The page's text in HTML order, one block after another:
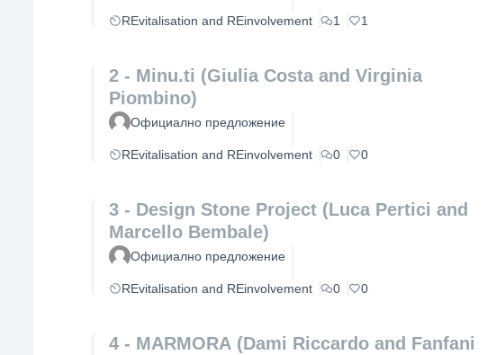
REvitalisation and REinvolvement 1 1
2 - Minu.ti (Giulia Costa and Virginia
Piombino)
Официално предложение
REvitalisation and REinvolvement 0 0
3 - Design Stone Project (Luca Pertici and
Marcello Bembale)
Официално предложение
REvitalisation and REinvolvement 0 0
4 - MARMORA (Dami Riccardo and Fanfani